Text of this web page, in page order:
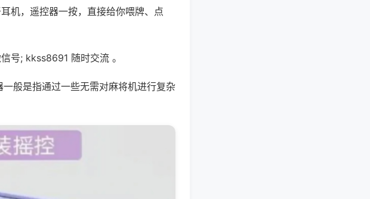
机，遥控器一按，直接给你喂牌、点
号; kkss8691 随时交流 。
般是指通过一些无需对麻将机进行复杂